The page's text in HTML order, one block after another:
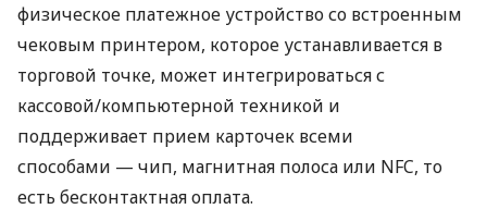
физическое платежное устройство со встроенным
чековым принтером, которое устанавливается в
торговой точке, может интегрироваться с
кассовой/компьютерной техникой и
поддерживает прием карточек всеми
способами — чип, магнитная полоса или NFC, то
есть бесконтактная оплата.